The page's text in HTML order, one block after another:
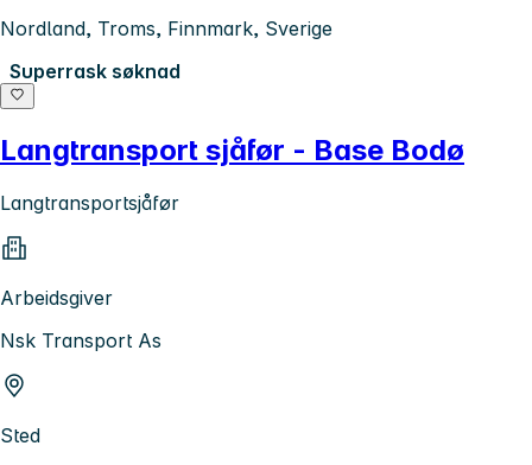
Nordland, Troms, Finnmark, Sverige
Superrask søknad
Langtransport sjåfør - Base Bodø
Langtransportsjåfør
Arbeidsgiver
Nsk Transport As
Sted